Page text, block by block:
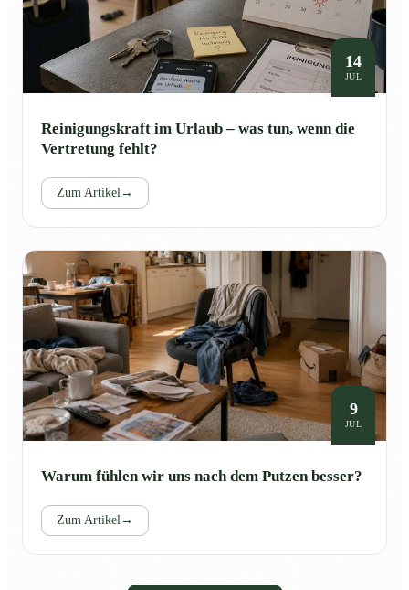
14
JUL
Reinigungskraft im Urlaub – was tun, wenn die
Vertretung fehlt?
Zum Artikel →
9
JUL
Warum fühlen wir uns nach dem Putzen besser?
Zum Artikel →